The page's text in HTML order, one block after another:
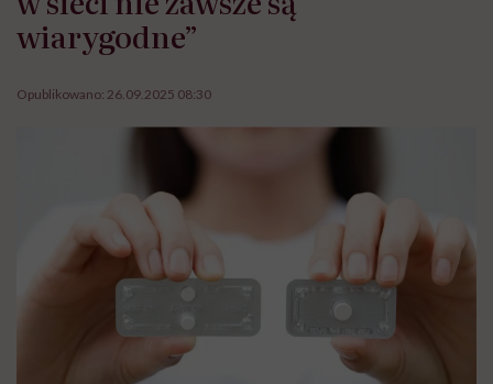
wiarygodne”
Opublikowano: 26.09.2025 08:30